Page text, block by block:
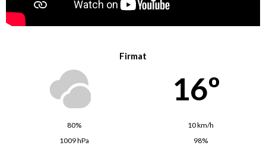
Firmat
16º
80%
10 km/h
1009 hPa
98%